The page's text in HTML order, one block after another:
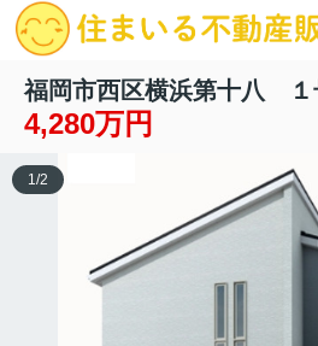
福岡市西区横浜第十八 １
4,280万円
1/2